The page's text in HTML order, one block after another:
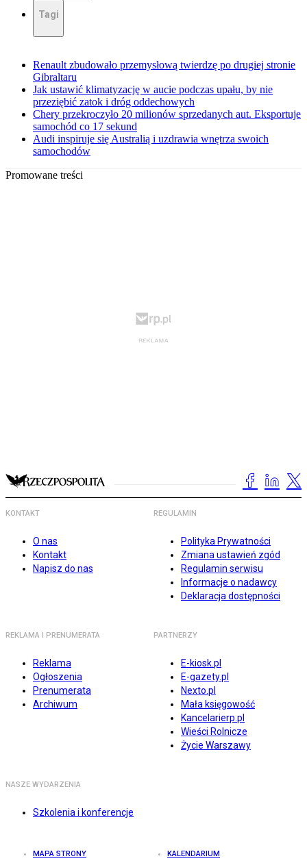
Tagi
Renault zbudowało przemysłową twierdzę po drugiej stronie
Gibraltaru
Jak ustawić klimatyzację w aucie podczas upału, by nie
przeziębić zatok i dróg oddechowych
Chery przekroczyło 20 milionów sprzedanych aut. Eksportuje
samochód co 17 sekund
Audi inspiruje się Australią i uzdrawia wnętrza swoich
samochodów
Promowane treści
KONTAKT
O nas
Kontakt
Napisz do nas
REGULAMIN
Polityka Prywatności
Zmiana ustawień zgód
Regulamin serwisu
Informacje o nadawcy
Deklaracja dostępności
REKLAMA I PRENUMERATA
Reklama
Ogłoszenia
Prenumerata
Archiwum
PARTNERZY
E-kiosk.pl
E-gazety.pl
Nexto.pl
Mała księgowość
Kancelarierp.pl
Wieści Rolnicze
Życie Warszawy
NASZE WYDARZENIA
Szkolenia i konferencje
MAPA STRONY KALENDARIUM